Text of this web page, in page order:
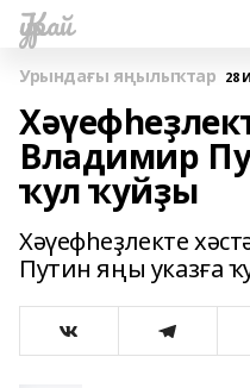
Ҡурай
Урындағы яңылыҡтар 28
Владимир
ҡул ҡуйҙы
Хәүефһеҙлекте
Путин яңы указға